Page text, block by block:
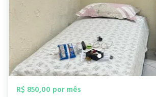
R$ 850,00 por mês